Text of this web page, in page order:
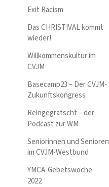
Exit Racism
Das CHRISTIVAL kommt
wieder!
Willkommenskultur im
CVJM
Basecamp23 – Der CVJM-
Zukunftskongress
Reingegrätscht – der
Podcast zur WM
Seniorinnen und Senioren
im CVJM-Westbund
YMCA-Gebetswoche
2022